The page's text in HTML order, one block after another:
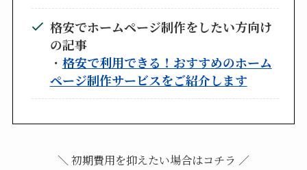
格安でホームページ制作をしたい方向け
の記事
・ 格安で利用できる！おすすめのホーム
ページ制作サービスをご紹介します
＼ 初期費用を抑えたい場合はコチラ ／